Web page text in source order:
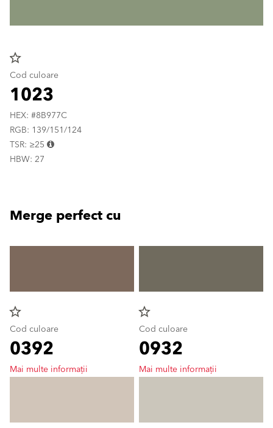
star_border
Cod culoare
1023
HEX: #8B977C
RGB: 139/151/124
TSR: ≥25
HBW: 27
Merge perfect cu
star_border
Cod culoare
0392
Mai multe informații
star_border
Cod culoare
0932
Mai multe informații